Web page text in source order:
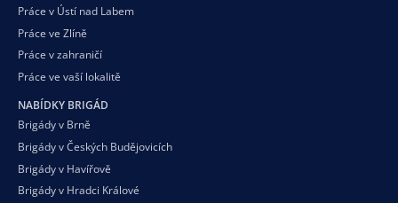
Práce v Ústí nad Labem
Práce ve Zlíně
Práce v zahraničí
Práce ve vaší lokalitě
NABÍDKY BRIGÁD
Brigády v Brně
Brigády v Českých Budějovicích
Brigády v Havířově
Brigády v Hradci Králové